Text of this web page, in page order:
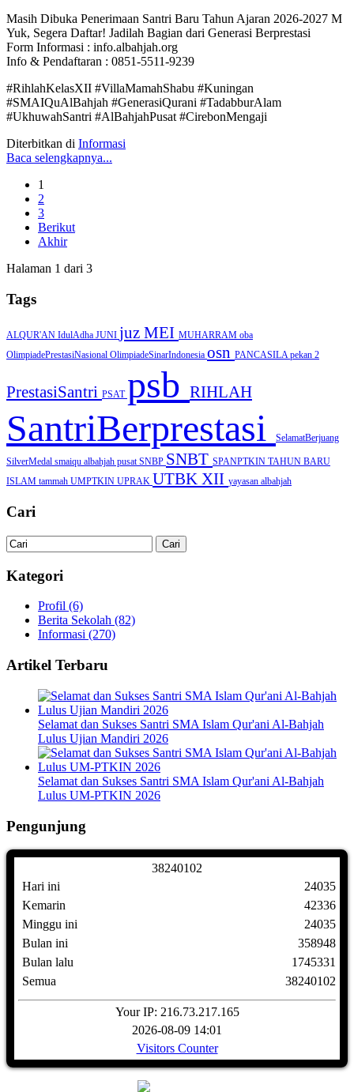
Masih Dibuka Penerimaan Santri Baru Tahun Ajaran 2026-2027 M
Yuk, Segera Daftar! Jadilah Bagian dari Generasi Berprestasi
Form Informasi : info.albahjah.org
Info & Pendaftaran : 0851-5511-9239
#RihlahKelasXII #VillaMamahShabu #Kuningan
#SMAIQuAlBahjah #GenerasiQurani #TadabburAlam
#UkhuwahSantri #AlBahjahPusat #CirebonMengaji
Diterbitkan di Informasi
Baca selengkapnya...
1
2
3
Berikut
Akhir
Halaman 1 dari 3
Tags
ALQUR'AN IdulAdha JUNI juz MEI MUHARRAM oba
OlimpiadePrestasiNasional OlimpiadeSinarIndonesia osn PANCASILA pekan 2
PrestasiSantri PSAT psb RIHLAH
SantriBerprestasi SelamatBerjuang
SilverMedal smaiqu albahjah pusat SNBP SNBT SPANPTKIN TAHUN BARU
ISLAM tammah UMPTKIN UPRAK UTBK XII yayasan albahjah
Cari
Kategori
Profil (6)
Berita Sekolah (82)
Informasi (270)
Artikel Terbaru
Selamat dan Sukses Santri SMA Islam Qur'ani Al-Bahjah
Lulus Ujian Mandiri 2026
Selamat dan Sukses Santri SMA Islam Qur'ani Al-Bahjah
Lulus UM-PTKIN 2026
Pengunjung
38240102
Hari ini
Kemarin
Minggu ini
Bulan ini
Bulan lalu
Semua
24035
42336
24035
358948
1745331
38240102
Your IP: 216.73.217.165
2026-08-09 14:01
Visitors Counter